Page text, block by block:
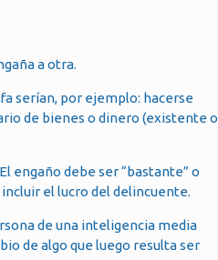
a otra.
serían, por ejemplo: hacerse
de bienes o dinero (existente o
engaño debe ser “bastante” o
el lucro del delincuente.
de una inteligencia media
de algo que luego resulta ser